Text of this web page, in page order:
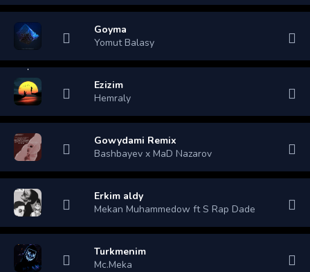
Goyma
Yomut Balasy
Ezizim
Hemraly
Gowydami Remix
Bashbayev x MaD Nazarov
Erkim aldy
Mekan Muhammedow ft S Rap Dade
Turkmenim
Mc.Meka